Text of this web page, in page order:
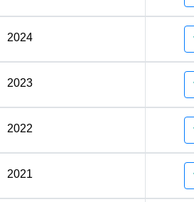
2024
2023
2022
2021